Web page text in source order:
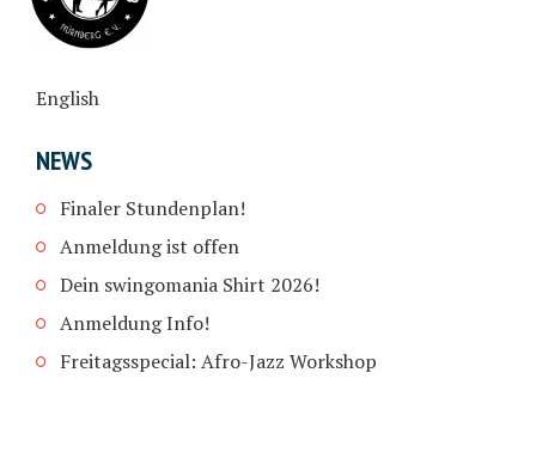
English
NEWS
Finaler Stundenplan!
Anmeldung ist offen
Dein swingomania Shirt 2026!
Anmeldung Info!
Freitagsspecial: Afro-Jazz Workshop